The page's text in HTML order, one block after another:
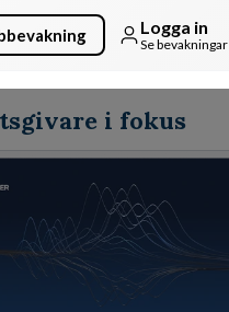
Logga in
Se bevakningar
i fokus